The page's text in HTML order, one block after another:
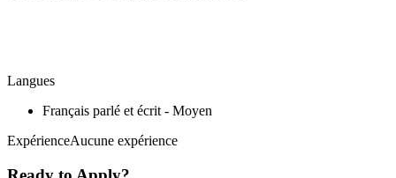
Langues
Français parlé et écrit - Moyen
ExpérienceAucune expérience